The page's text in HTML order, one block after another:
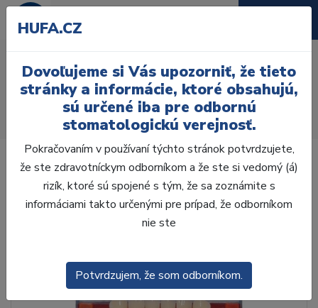
D44, A3
Zuby
AcryRock
AcryRock 1x28 S63-I63-D44, A3
HUFA.CZ
Dovoľujeme si Vás upozorniť, že tieto
stránky a informácie, ktoré obsahujú,
sú určené iba pre odbornú
stomatologickú verejnosť.
Pokračovaním v používaní týchto stránok potvrdzujete,
že ste zdravotníckym odborníkom a že ste si vedomý (á)
rizík, ktoré sú spojené s tým, že sa zoznámite s
informáciami takto určenými pre prípad, že odborníkom
nie ste
Potvrdzujem, že som odborníkom.